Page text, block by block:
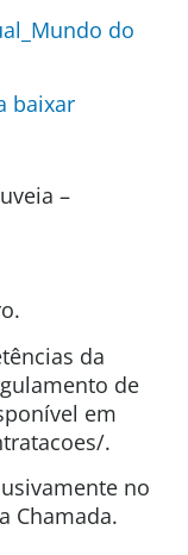
do
baixar
–
da
de
em
.
no
Chamada.